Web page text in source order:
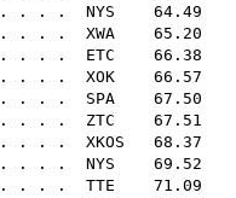
. . . NYS 64.49
. . . XWA 65.20
. . . ETC 66.38
. . . XOK 66.57
. . . SPA 67.50
. . . ZTC 67.51
. . . XKOS 68.37
. . . NYS 69.52
. . . TTE 71.09